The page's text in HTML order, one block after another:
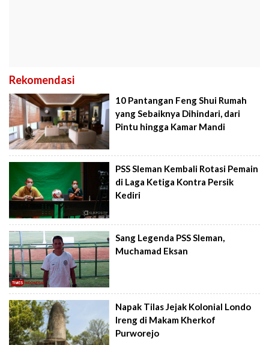
Rekomendasi
10 Pantangan Feng Shui Rumah
yang Sebaiknya Dihindari, dari
Pintu hingga Kamar Mandi
PSS Sleman Kembali Rotasi Pemain
di Laga Ketiga Kontra Persik
Kediri
Sang Legenda PSS Sleman,
Muchamad Eksan
Napak Tilas Jejak Kolonial Londo
Ireng di Makam Kherkof
Purworejo